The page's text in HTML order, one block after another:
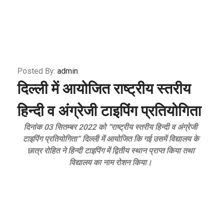
Posted By: admin
दिल्ली में आयोजित राष्ट्रीय स्तरीय
हिन्दी व अंग्रेजी टाइपिंग प्रतियोगिता
दिनांक 03 सितम्बर 2022 को “राष्ट्रीय स्तरीय हिन्दी व अंग्रेजी
टाइपिंग प्रतियोगिता” दिल्ली में आयोजित कि गई उसमें विद्यालय के
छात्र रोहित ने हिन्दी टाइपिंग में द्वितीय स्थान प्राप्त किया तथा
विद्यालय का नाम रोशन किया।